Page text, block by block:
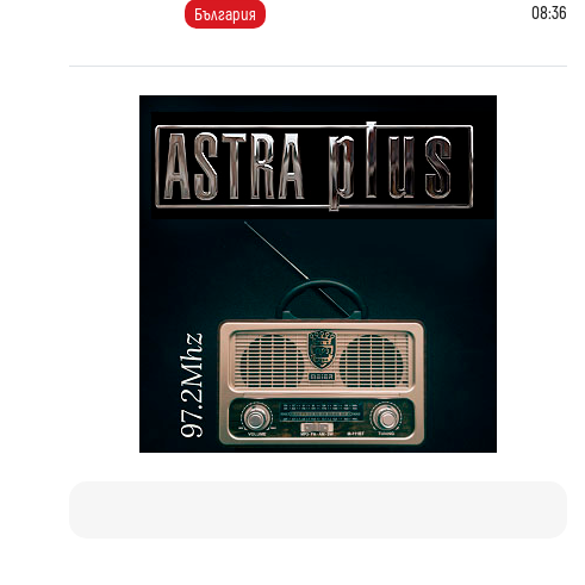
България 08:36